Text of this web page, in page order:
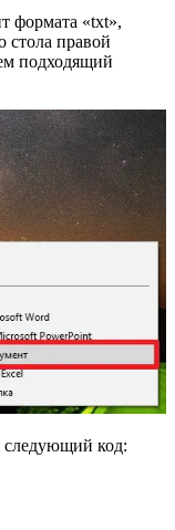
формата «txt»,
стола правой
подходящий
следующий код: